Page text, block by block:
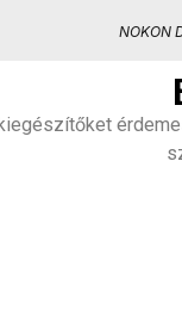
NOKON